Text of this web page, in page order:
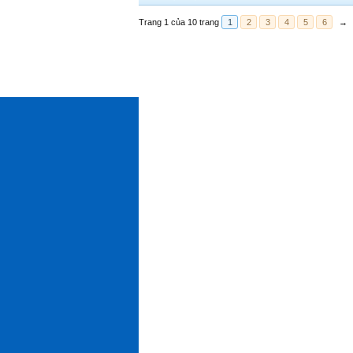
Trang 1 của 10 trang 1 2 3 4 5 6 →